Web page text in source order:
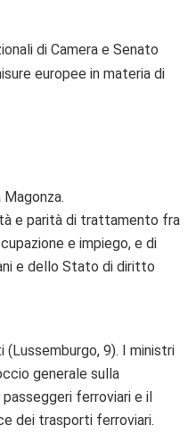
di Camera e Senato
europee in materia di
e parità di trattamento fra
e impiego, e di
e dello Stato di diritto
(Lussemburgo, 9). I ministri
generale sulla
ferroviari e il
dei trasporti ferroviari.